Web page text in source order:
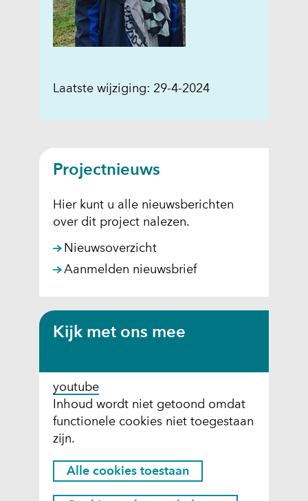
Laatste wijziging: 29-4-2024
Projectnieuws
Hier kunt u alle nieuwsberichten
over dit project nalezen.
Nieuwsoverzicht
Aanmelden nieuwsbrief
Kijk met ons mee
youtube
C
o
o
k
i
Inhoud wordt niet getoond omdat
functionele cookies niet toegestaan
zijn.
H
i
e
Alle cookies toestaan